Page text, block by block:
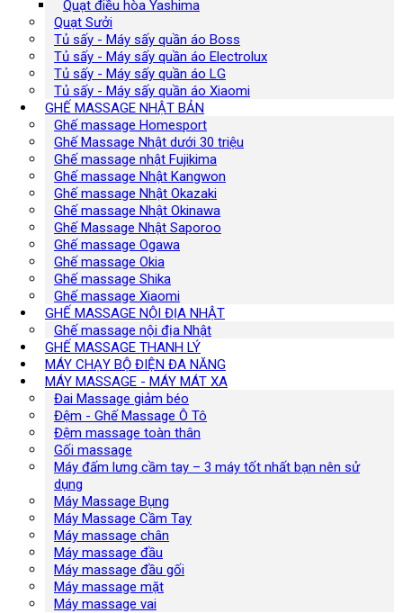
Quạt điều hòa Yashima
Quạt Sưởi
Tủ sấy - Máy sấy quần áo Boss
Tủ sấy - Máy sấy quần áo Electrolux
Tủ sấy - Máy sấy quần áo LG
Tủ sấy - Máy sấy quần áo Xiaomi
GHẾ MASSAGE NHẬT BẢN
Ghế massage Homesport
Ghế Massage Nhật dưới 30 triệu
Ghế massage nhật Fujikima
Ghế massage Nhật Kangwon
Ghế massage Nhật Okazaki
Ghế massage Nhật Okinawa
Ghế Massage Nhật Saporoo
Ghế massage Ogawa
Ghế massage Okia
Ghế massage Shika
Ghế massage Xiaomi
GHẾ MASSAGE NỘI ĐỊA NHẬT
Ghế massage nội địa Nhật
GHẾ MASSAGE THANH LÝ
MÁY CHẠY BỘ ĐIỆN ĐA NĂNG
MÁY MASSAGE - MÁY MÁT XA
Đai Massage giảm béo
Đệm - Ghế Massage Ô Tô
Đệm massage toàn thân
Gối massage
Máy đấm lưng cầm tay – 3 máy tốt nhất bạn nên sử
dụng
Máy Massage Bụng
Máy Massage Cầm Tay
Máy massage chân
Máy massage đầu
Máy massage đầu gối
Máy massage mặt
Máy massage vai